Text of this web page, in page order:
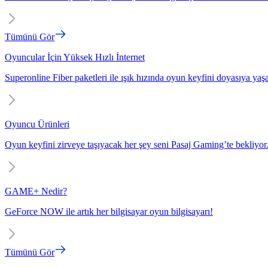
Tümünü Gör
Oyuncular İçin Yüksek Hızlı İnternet
Superonline Fiber paketleri ile ışık hızında oyun keyfini doyasıya
Oyuncu Ürünleri
Oyun keyfini zirveye taşıyacak her şey seni Pasaj Gaming’te bekliyor.
GAME+ Nedir?
GeForce NOW ile artık her bilgisayar oyun bilgisayarı!
Tümünü Gör